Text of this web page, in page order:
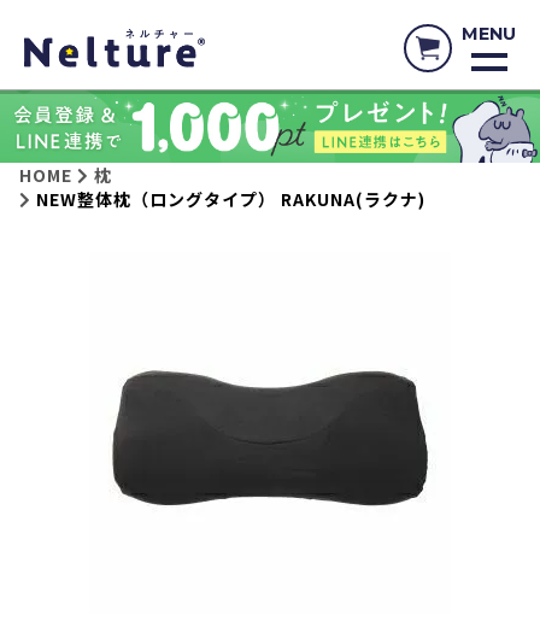
MENU
HOME
枕
NEW整体枕（ロングタイプ） RAKUNA(ラクナ)